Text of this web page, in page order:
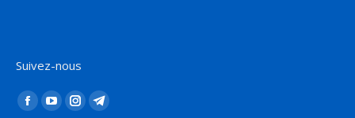
Suivez-nous
Trouvez nous sur :
La
La La La